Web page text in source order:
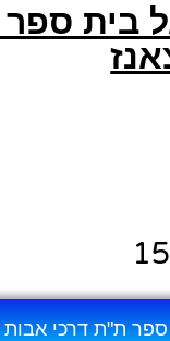
בית
ספר ת"ת דרכי אבות